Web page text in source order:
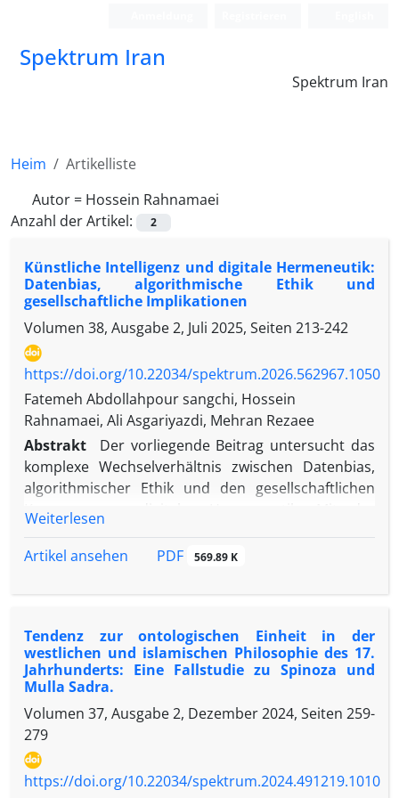
Spektrum Iran
Spektrum Iran
Heim
Artikelliste
Autor = Hossein Rahnamaei
Anzahl der Artikel:
2
Künstliche Intelligenz und digitale Hermeneutik:
Datenbias, algorithmische Ethik und
gesellschaftliche Implikationen
Volumen 38, Ausgabe 2, Juli 2025, Seiten 213-242
https://doi.org/10.22034/spektrum.2026.562967.1050
Fatemeh Abdollahpour sangchi, Hossein
Rahnamaei, Ali Asgariyazdi, Mehran Rezaee
Abstrakt
Der vorliegende Beitrag untersucht das
komplexe Wechselverhältnis zwischen Datenbias,
algorithmischer Ethik und den gesellschaftlichen
Konsequenzen digitaler Hermeneutik. Mit der
interpretativen Praxisfeldern insbesondere in der
geraten die Annahmen von Datenneutralität und
Kritik. In einem analytisch-erklärenden Zugriff zeigt
die Studie, dass Trainingsdaten keineswegs neutrale
Träger von Information darstellen, sondern
Wertsetzungen und implizite Annahmen in sich
tragen, die in algorithmischen Prozessen
fortgeschrieben und reproduziert werden. Diese
Reproduktion kann zu semantischer Verengung, zur
Weiterlesen
Artikel ansehen
PDF 569.89 K
Tendenz zur ontologischen Einheit in der
westlichen und islamischen Philosophie des 17.
Jahrhunderts: Eine Fallstudie zu Spinoza und
Mulla Sadra.
Volumen 37, Ausgabe 2, Dezember 2024, Seiten 259-
279
https://doi.org/10.22034/spektrum.2024.491219.1010